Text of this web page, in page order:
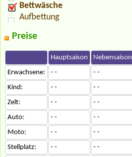
Bettwäsche
Aufbettung
Preise
Hauptsaison Nebensaison
Erwachsene:
- - - -
Kind:
- - - -
Zelt:
- - - -
Auto:
- - - -
Moto:
- - - -
Stellplatz:
- - - -